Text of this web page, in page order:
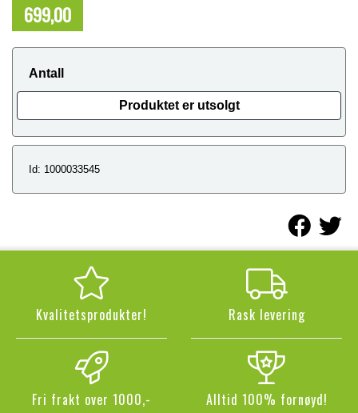
699,00
Antall
Produktet er utsolgt
Id: 1000033545
Kvalitetsprodukter! Rask levering
Fri frakt over 1000,- Alltid 100% fornøyd!